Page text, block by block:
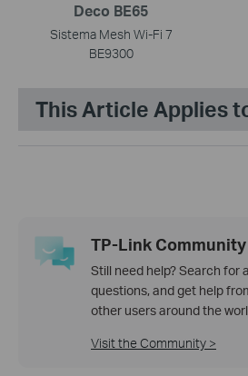
Deco BE65
Sistema Mesh Wi-Fi 7
BE9300
This Article Applies
TP-Link Community
Still need help? Search for
questions, and get help
other users around the
Visit the Community >